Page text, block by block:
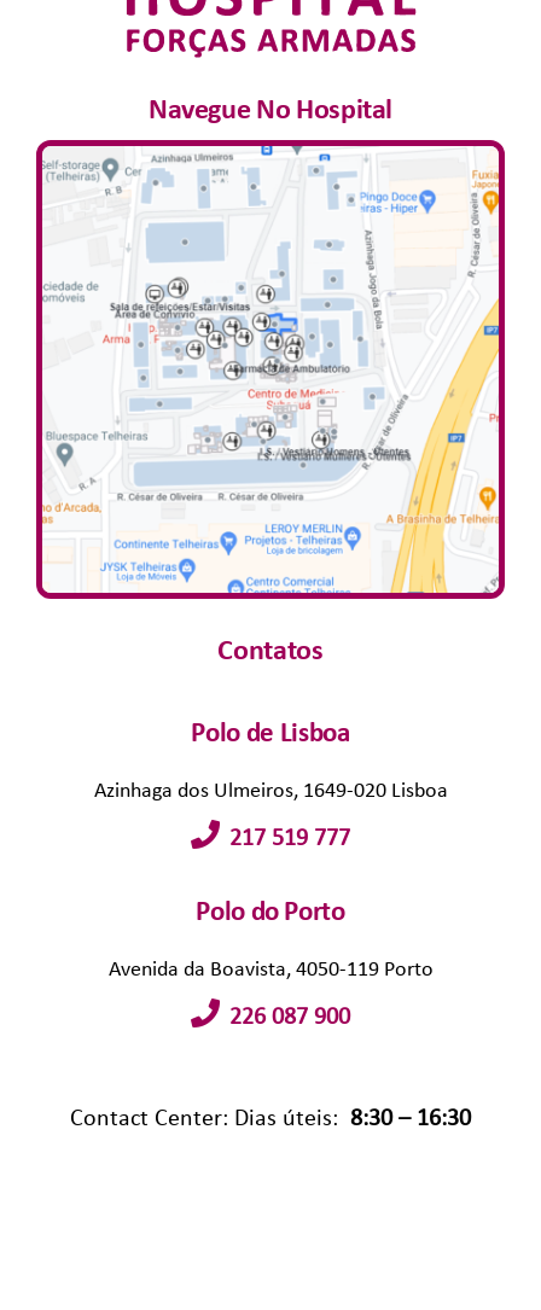
Navegue No Hospital
Contatos
Polo de Lisboa
Azinhaga dos Ulmeiros, 1649-020 Lisboa
217 519 777
Polo do Porto
Avenida da Boavista, 4050-119 Porto
226 087 900
Contact Center: Dias úteis: 8:30 – 16:30